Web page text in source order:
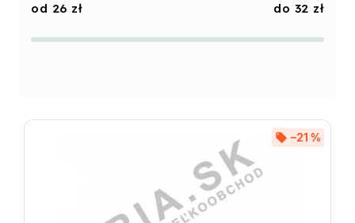
Alfabetycznie
26 zł 32 zł
–21 %